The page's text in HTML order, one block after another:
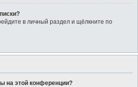
в личный раздел и щёлкните по
на этой конференции?